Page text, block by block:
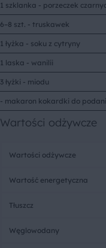
1 szklanka - porzeczek
6–8 szt. - truskawek
1 łyżka - soku z cytryny
1 laska - wanilii
3 łyżki - miodu
- makaron kokardki do
Wartości odżywcze
Wartości odżywcze
Wartość energetyczna
Tłuszcz
Węglowodany